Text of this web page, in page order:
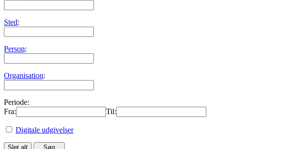
Sted:
Person:
Organisation:
Periode:
Fra:
Til:
Digitale udgivelser